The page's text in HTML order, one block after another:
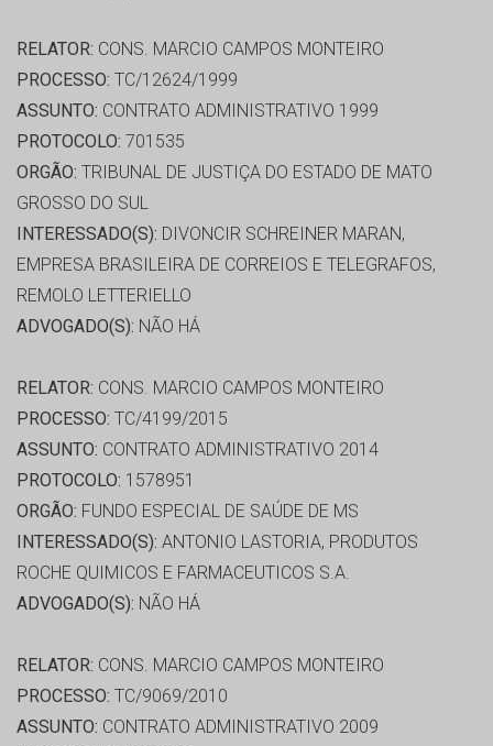
RELATOR: CONS. MARCIO CAMPOS MONTEIRO
PROCESSO: TC/12624/1999
ASSUNTO: CONTRATO ADMINISTRATIVO 1999
PROTOCOLO: 701535
ORGÃO: TRIBUNAL DE JUSTIÇA DO ESTADO DE MATO
GROSSO DO SUL
INTERESSADO(S): DIVONCIR SCHREINER MARAN,
EMPRESA BRASILEIRA DE CORREIOS E TELEGRAFOS,
REMOLO LETTERIELLO
ADVOGADO(S): NÃO HÁ
RELATOR: CONS. MARCIO CAMPOS MONTEIRO
PROCESSO: TC/4199/2015
ASSUNTO: CONTRATO ADMINISTRATIVO 2014
PROTOCOLO: 1578951
ORGÃO: FUNDO ESPECIAL DE SAÚDE DE MS
INTERESSADO(S): ANTONIO LASTORIA, PRODUTOS
ROCHE QUIMICOS E FARMACEUTICOS S.A.
ADVOGADO(S): NÃO HÁ
RELATOR: CONS. MARCIO CAMPOS MONTEIRO
PROCESSO: TC/9069/2010
ASSUNTO: CONTRATO ADMINISTRATIVO 2009